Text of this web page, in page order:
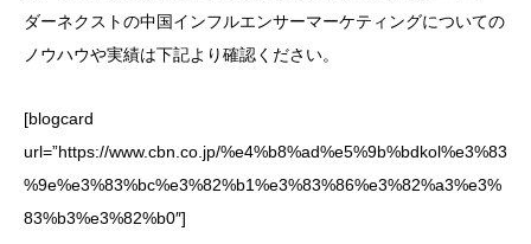
ダーネクストの中国インフルエンサーマーケティングについての
ノウハウや実績は下記より確認ください。
[blogcard
url=”https://www.cbn.co.jp/%e4%b8%ad%e5%9b%bdkol%e3%83
%9e%e3%83%bc%e3%82%b1%e3%83%86%e3%82%a3%e3%
83%b3%e3%82%b0″]